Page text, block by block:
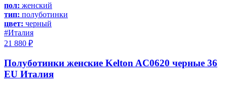
пол: женский
тип: полуботинки
цвет: черный
#Италия
21 880 ₽
Полуботинки женские Kelton AC0620 черные 36
EU Италия